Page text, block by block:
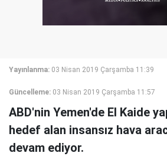
Yayınlanma: 03 Nisan 2019 Çarşamba 11:39
Güncelleme: 03 Nisan 2019 Çarşamba 11:57
ABD'nin Yemen'de El Kaide
hedef alan insansız hava
devam ediyor.